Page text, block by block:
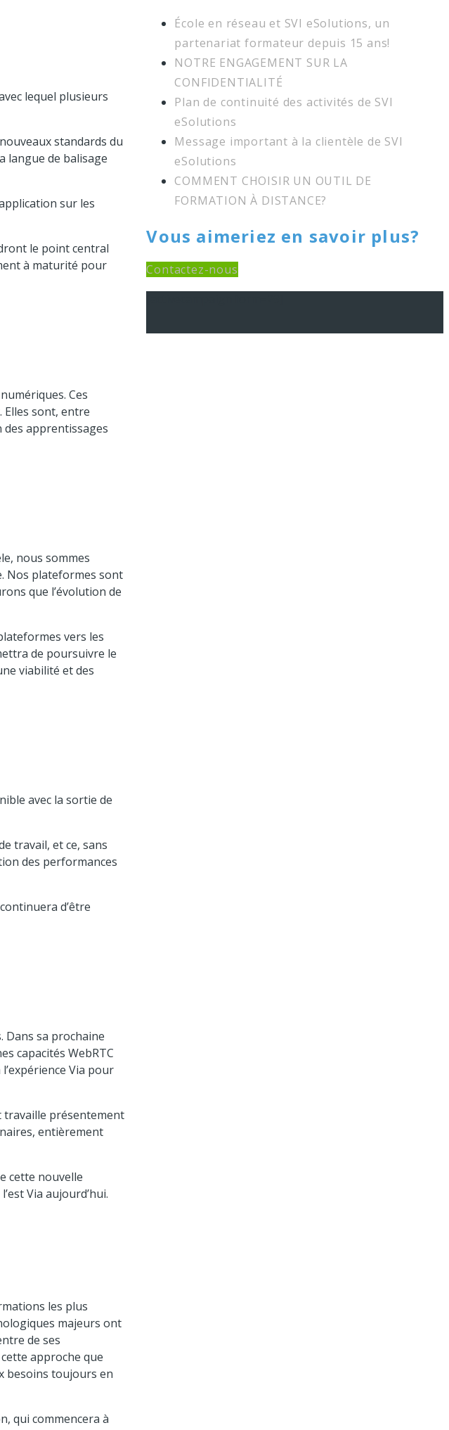
lequel plusieurs
standards du
langue de balisage
sur les
le point central
à maturité pour
Ces
sont, entre
apprentissages
nous sommes
Nos plateformes sont
que l’évolution de
vers les
de poursuivre le
viabilité et des
avec la sortie de
travail, et ce, sans
des performances
d’être
sa prochaine
capacités WebRTC
Via pour
travaille présentement
entièrement
cette nouvelle
Via aujourd’hui.
les plus
majeurs ont
de ses
approche que
besoins toujours en
qui commencera à
École en réseau et SVI eSolutions, un
partenariat formateur depuis 15 ans!
NOTRE ENGAGEMENT SUR LA
CONFIDENTIALITÉ
Plan de continuité des activités de SVI
eSolutions
Message important à la clientèle de SVI
eSolutions
COMMENT CHOISIR UN OUTIL DE
FORMATION À DISTANCE?
Vous aimeriez en savoir plus?
Contactez-nous